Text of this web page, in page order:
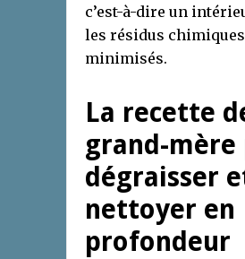
c’est-à-dire un
les résidus
minimisés.
La recette
grand-mère
dégraisser
nettoyer en
profondeur